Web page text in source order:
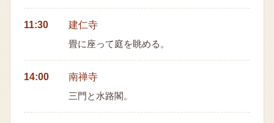
11:30 建仁寺
畳に座って庭を眺める。
14:00 南禅寺
三門と水路閣。